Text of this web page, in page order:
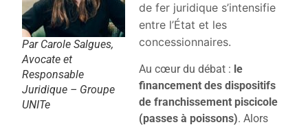
Par Carole Salgues,
Avocate et
Responsable
Juridique – Groupe
UNITe
de fer juridique s’intensifie
entre l’État et les
concessionnaires.
Au cœur du débat : le
financement des dispositifs
de franchissement piscicole
(passes à poissons). Alors